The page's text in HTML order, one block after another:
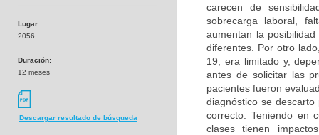
Lugar:
2056
Duración:
12 meses
Descargar resultado de búsqueda
carecen de
sobrecarga laboral,
aumentan la
diferentes. Por otro
19, era limitado y,
antes de solicitar las
pacientes fueron
diagnóstico se
correcto. Teniendo en
clases tienen